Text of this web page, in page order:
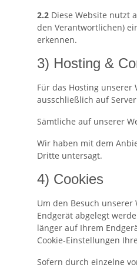
2.2 Diese Website nutzt
den Verantwortlichen)
erkennen.
3) Hosting &
Für das Hosting
ausschließlich auf
Sämtliche auf unserer
Wir haben mit dem
Dritte untersagt.
4) Cookies
Um den Besuch
Endgerät abgelegt
länger auf Ihrem
Cookie-Einstellungen
Sofern durch einzelne